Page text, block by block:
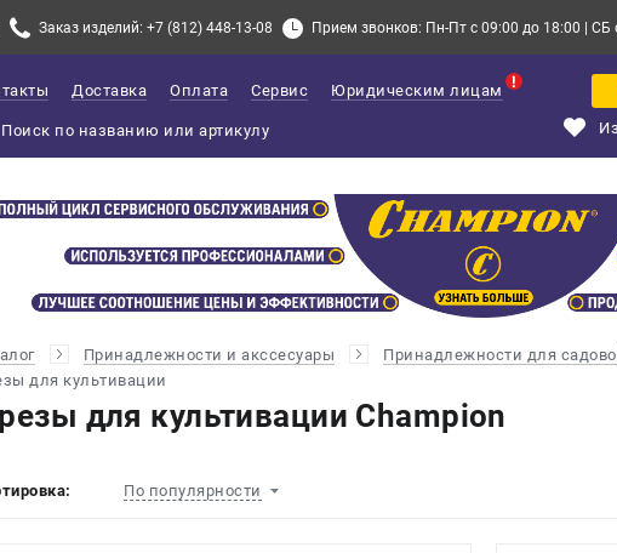
Заказ изделий: +7 (812) 448-13-08 Прием звонков: Пн-Пт с 09:00 до 18:00 | СБ
Доставка Оплата Сервис Юридическим лицам
Принадлежности и акссесуары Принадлежности для
для культивации
для культивации Champion
По популярности